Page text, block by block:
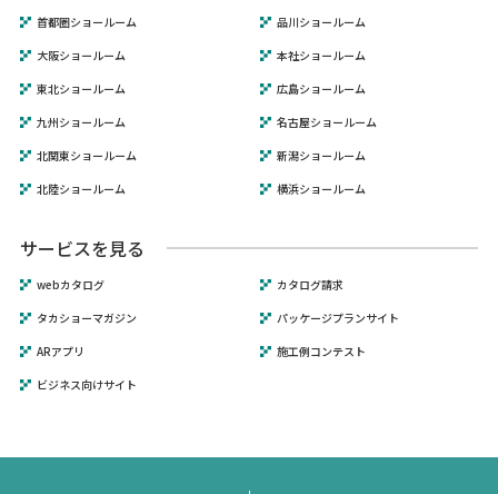
首都圏ショールーム
品川ショールーム
大阪ショールーム
本社ショールーム
東北ショールーム
広島ショールーム
九州ショールーム
名古屋ショールーム
北関東ショールーム
新潟ショールーム
北陸ショールーム
横浜ショールーム
サービスを見る
webカタログ
カタログ請求
タカショーマガジン
パッケージプランサイト
ARアプリ
施工例コンテスト
ビジネス向けサイト